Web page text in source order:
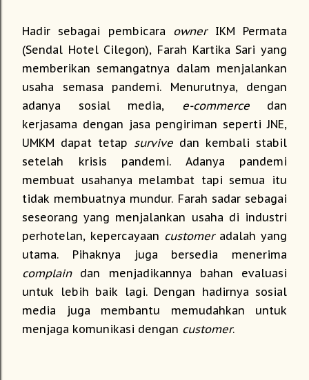
Hadir sebagai pembicara ownerIKM Permata
(Sendal Hotel Cilegon), Farah Kartika Sari yang
memberikan semangatnya dalam menjalankan
usaha semasa pandemi. Menurutnya, dengan
adanya sosial media, e-commercedan
kerjasama dengan jasa pengiriman seperti JNE,
UMKM dapat tetap survive dan kembali stabil
setelah krisis pandemi. Adanya pandemi
membuat usahanya melambat tapi semua itu
tidak membuatnya mundur. Farah sadar sebagai
seseorang yang menjalankan usaha di industri
perhotelan, kepercayaan customeradalah yang
utama. Pihaknya juga bersedia menerima
complaindan menjadikannya bahan evaluasi
untuk lebih baik lagi. Dengan hadirnya sosial
media juga membantu memudahkan untuk
menjaga komunikasi dengan customer.